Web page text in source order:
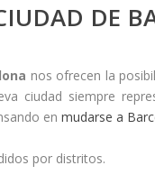
DE
nos ofrecen la
ciudad siempre
enmudarse a
por distritos.